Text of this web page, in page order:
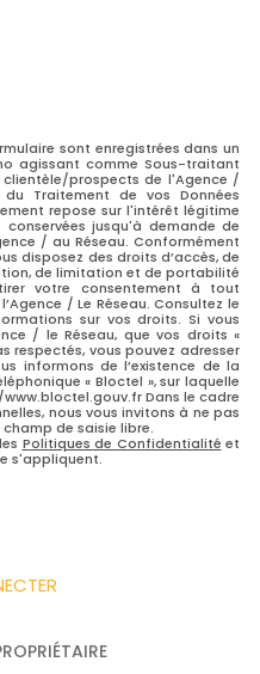
sont enregistrées dans un
agissant comme Sous-traitant
prospects de l'Agence /
Traitement de vos Données
repose sur l'intérêt légitime
jusqu'à demande de
/ au Réseau. Conformément
disposez des droits d’accès, de
de limitation et de portabilité
votre consentement à tout
/ Le Réseau. Consultez le
sur vos droits. Si vous
/ le Réseau, que vos droits «
respectés, vous pouvez adresser
informons de l’existence de la
« Bloctel », sur laquelle
Dans le cadre
nous vous invitons à ne pas
de saisie libre.
Politiques de Confidentialité et
s'appliquent.